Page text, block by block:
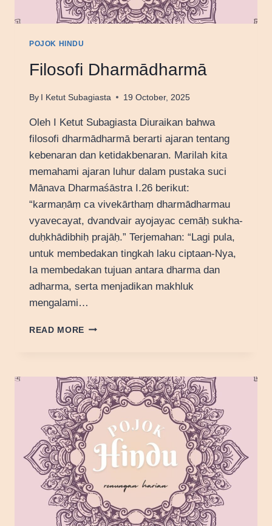
POJOK HINDU
Filosofi Dharmādharmā
By I Ketut Subagiasta 19 October, 2025
Oleh I Ketut Subagiasta Diuraikan bahwa
filosofi dharmādharmā berarti ajaran tentang
kebenaran dan ketidakbenaran. Marilah kita
memahami ajaran luhur dalam pustaka suci
Mānava Dharmaśāstra I.26 berikut:
“karmaṇāṃ ca vivekārthaṃ dharmādharmau
vyavecayat, dvandvair ayojayac cemāḥ sukha-
duḥkhādibhiḥ prajāḥ.” Terjemahan: “Lagi pula,
untuk membedakan tingkah laku ciptaan-Nya,
Ia membedakan tujuan antara dharma dan
adharma, serta menjadikan makhluk
mengalami…
READ MORE FILOSOFI